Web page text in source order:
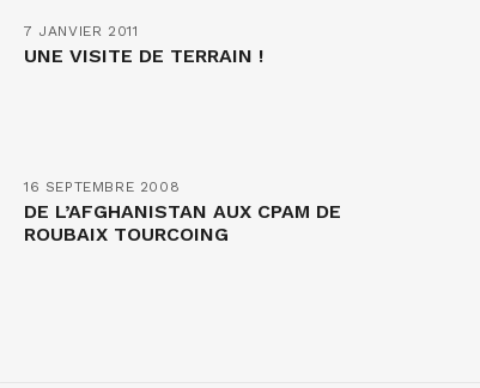
7 JANVIER 2011
UNE VISITE DE TERRAIN !
16 SEPTEMBRE 2008
DE L’AFGHANISTAN AUX CPAM DE
ROUBAIX TOURCOING